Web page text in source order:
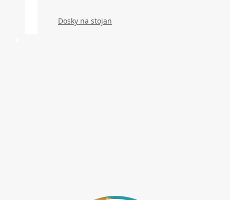
Dosky na stojan